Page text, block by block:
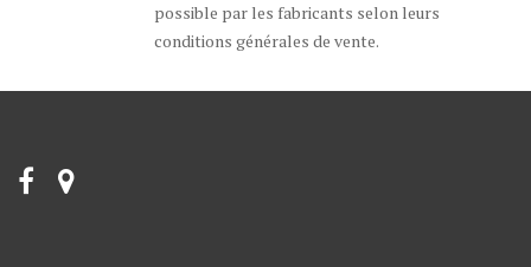
possible par les fabricants selon leurs
conditions générales de vente.